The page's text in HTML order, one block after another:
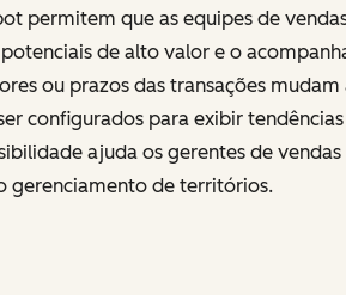
permitem que as equipes de
de alto valor e o
ou prazos das transações
configurados para exibir
ajuda os gerentes de
gerenciamento de territórios.